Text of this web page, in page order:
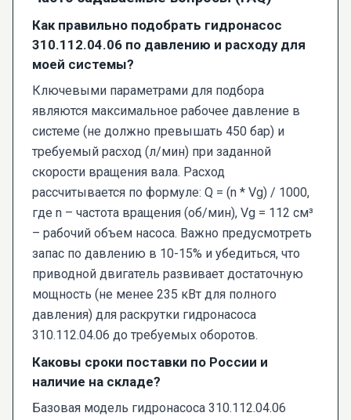
Как правильно подобрать гидронасос
310.112.04.06 по давлению и расходу для
моей системы?
Ключевыми параметрами для подбора
являются максимальное рабочее давление в
системе (не должно превышать 450 бар) и
требуемый расход (л/мин) при заданной
скорости вращения вала. Расход
рассчитывается по формуле: Q = (n * Vg) / 1000,
где n – частота вращения (об/мин), Vg = 112 см³
– рабочий объем насоса. Важно предусмотреть
запас по давлению в 10-15% и убедиться, что
приводной двигатель развивает достаточную
мощность (не менее 235 кВт для полного
давления) для раскрутки гидронасоса
310.112.04.06 до требуемых оборотов.
Каковы сроки поставки по России и
наличие на складе?
Базовая модель гидронасоса 310.112.04.06